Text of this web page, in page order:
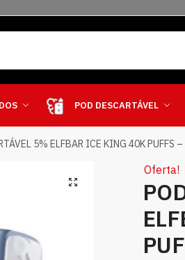
POD DESCARTÁVEL
5% ELFBAR ICE KING 40K PUFFS –
Oferta!